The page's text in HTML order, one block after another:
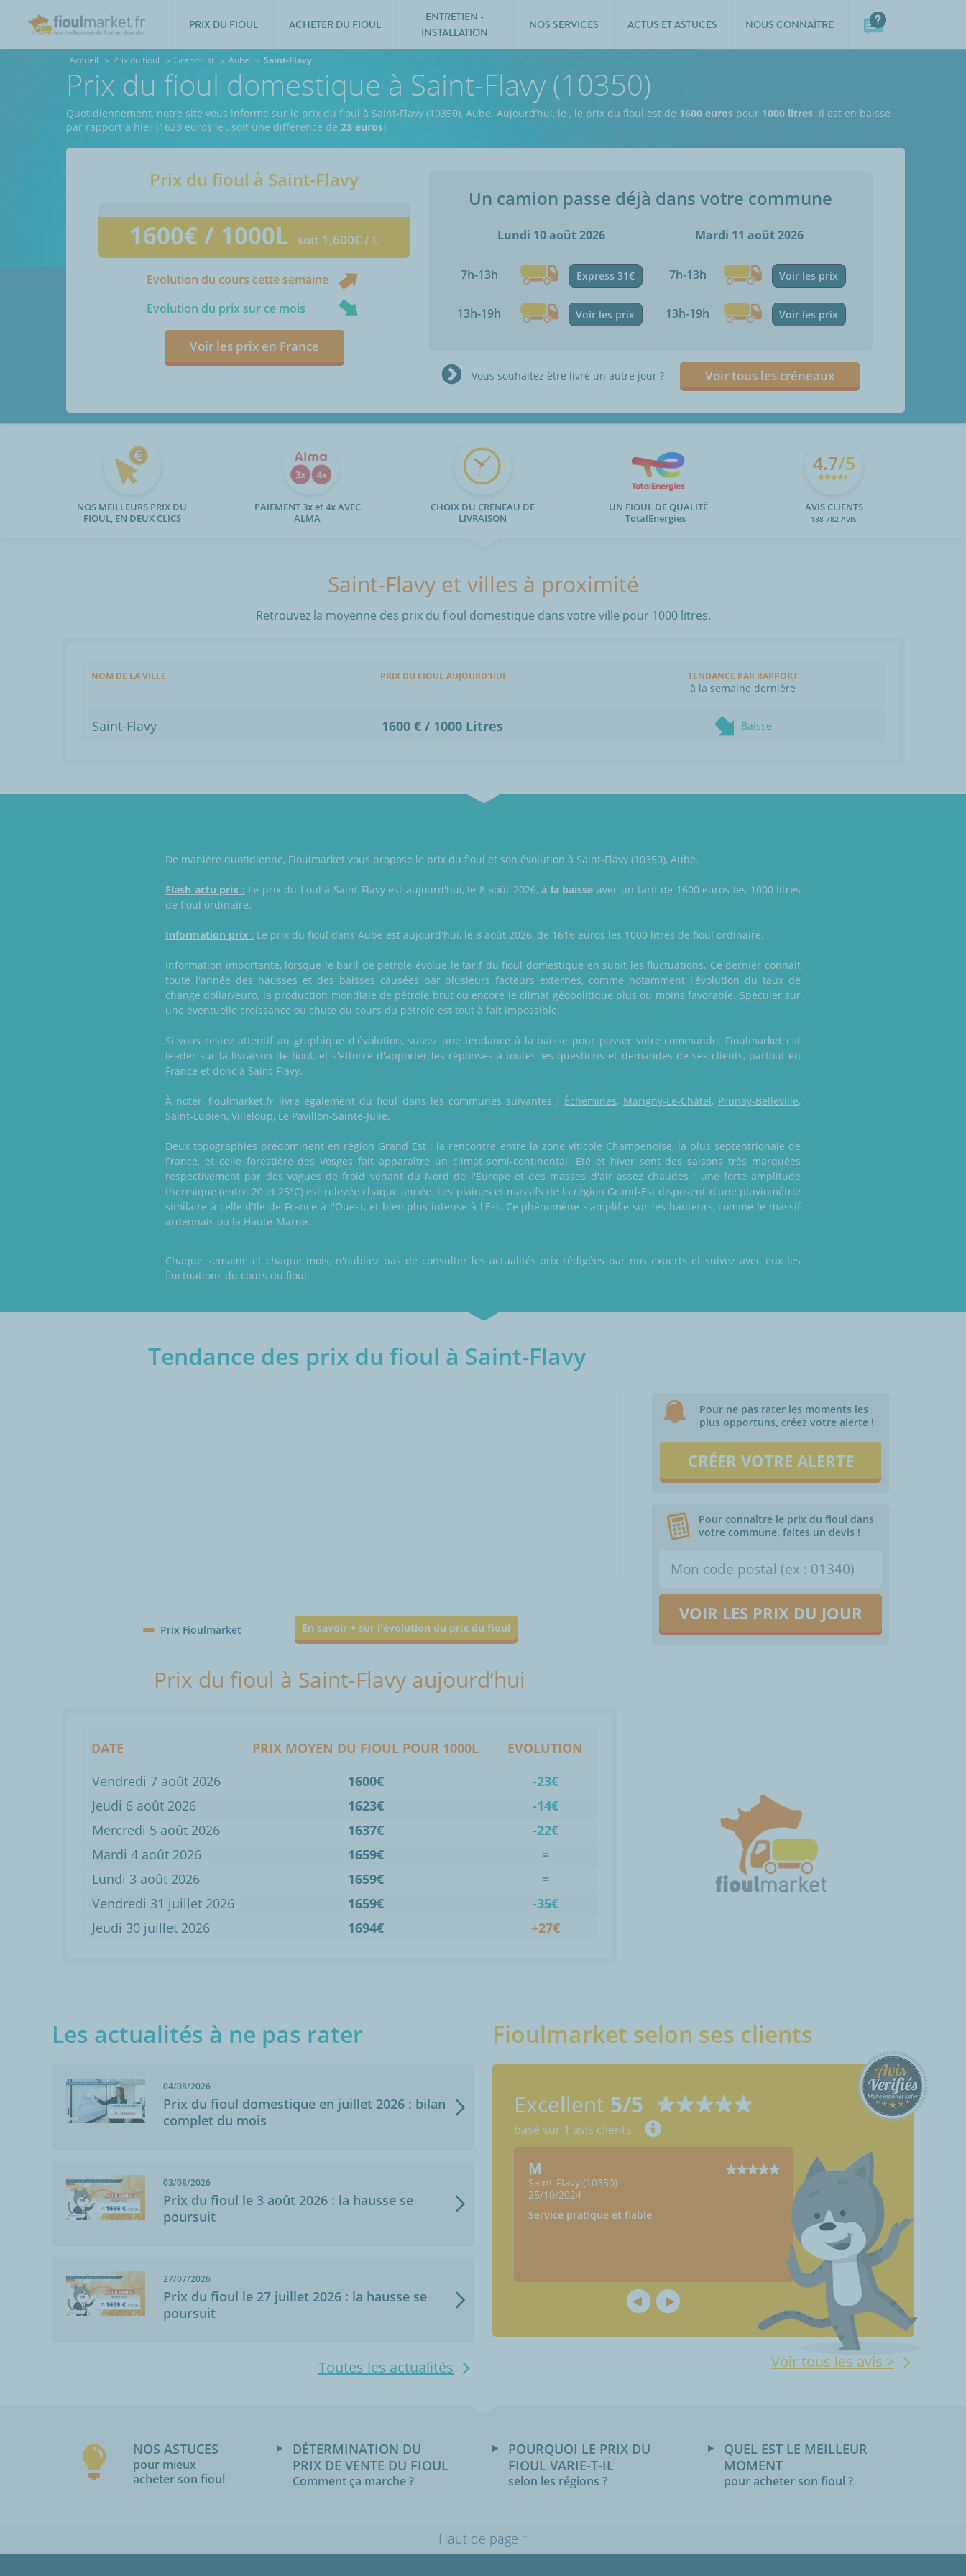
PRIX DU FIOUL ACHETER DU FIOUL
ENTRETIEN -
INSTALLATION
NOS SERVICES ACTUS ET ASTUCES NOUS CONNAÎTRE
Accueil Prix du fioul Grand-Est Aube Saint-Flavy
Prix du fioul domestique à Saint-Flavy (10350)
Quotidiennement, notre site vous informe sur le prix du fioul à Saint-Flavy (10350), Aube. Aujourd’hui, le , le prix du fioul est de 1600 euros pour 1000 litres. Il est en baisse
par rapport à hier (1623 euros le , soit une différence de 23 euros).
Prix du fioul à Saint-Flavy
1600€ / 1000L soit 1,600€ / L
Evolution du cours cette semaine
Evolution du prix sur ce mois
Voir les prix en France
Un camion passe déjà dans votre commune
Lundi 10 août 2026
7h-13h Express 31€
13h-19h Voir les prix
Mardi 11 août 2026
7h-13h Voir les prix
13h-19h Voir les prix
Vous souhaitez être livré un autre jour ? Voir tous les créneaux
NOS MEILLEURS PRIX DU
FIOUL, EN DEUX CLICS
PAIEMENT 3x et 4x AVEC
ALMA
CHOIX DU CRÉNEAU DE
LIVRAISON
UN FIOUL DE QUALITÉ
TotalEnergies
4.7/5
AVIS CLIENTS
138 782 AVIS
Saint-Flavy et villes à proximité
Retrouvez la moyenne des prix du fioul domestique dans votre ville pour 1000 litres.
NOM DE LA VILLE PRIX DU FIOUL AUJOURD'HUI TENDANCE PAR RAPPORT
à la semaine dernière
Saint-Flavy 1600 € / 1000 Litres Baisse
De manière quotidienne, Fioulmarket vous propose le prix du fioul et son évolution à Saint-Flavy (10350), Aube.
Flash actu prix : Le prix du fioul à Saint-Flavy est aujourd'hui, le 8 août 2026,à la baisse avec un tarif de 1600 euros les 1000 litres
de fioul ordinaire.
Information prix : Le prix du fioul dans Aube est aujourd'hui, le 8 août 2026, de 1616 euros les 1000 litres de fioul ordinaire.
Information importante, lorsque le baril de pétrole évolue le tarif du fioul domestique en subit les fluctuations. Ce dernier connaît
toute l'année des hausses et des baisses causées par plusieurs facteurs externes, comme notamment l'évolution du taux de
change dollar/euro, la production mondiale de pétrole brut ou encore le climat géopolitique plus ou moins favorable. Spéculer sur
une éventuelle croissance ou chute du cours du pétrole est tout à fait impossible.
Si vous restez attentif au graphique d'évolution, suivez une tendance à la baisse pour passer votre commande. Fioulmarket est
leader sur la livraison de fioul, et s'efforce d'apporter les réponses à toutes les questions et demandes de ses clients, partout en
France et donc à Saint-Flavy.
À noter, fioulmarket.fr livre également du fioul dans les communes suivantes : Échemines, Marigny-Le-Châtel, Prunay-Belleville,
Saint-Lupien, Villeloup, Le Pavillon-Sainte-Julie.
Deux topographies prédominent en région Grand Est : la rencontre entre la zone viticole Champenoise, la plus septentrionale de
France, et celle forestière des Vosges fait apparaître un climat semi-continental. Eté et hiver sont des saisons très marquées
respectivement par des vagues de froid venant du Nord de l'Europe et des masses d'air assez chaudes : une forte amplitude
thermique (entre 20 et 25°C) est relevée chaque année. Les plaines et massifs de la région Grand-Est disposent d'une pluviométrie
similaire à celle d'Ile-de-France à l'Ouest, et bien plus intense à l'Est. Ce phénomène s'amplifie sur les hauteurs, comme le massif
ardennais ou la Haute-Marne.
Chaque semaine et chaque mois, n'oubliez pas de consulter les actualités prix rédigées par nos experts et suivez avec eux les
fluctuations du cours du fioul.
Tendance des prix du fioul à Saint-Flavy
Prix Fioulmarket En savoir + sur l'évolution du prix du fioul
Pour ne pas rater les moments les
plus opportuns, créez votre alerte !
CRÉER VOTRE ALERTE
Pour connaître le prix du fioul dans
votre commune, faites un devis !
VOIR LES PRIX DU JOUR
Prix du fioul à Saint-Flavy aujourd’hui
DATE PRIX MOYEN DU FIOUL POUR 1000L
EVOLUTION
Vendredi 7 août 2026
1600€
-23€
Jeudi 6 août 2026
1623€
-14€
Mercredi 5 août 2026
1637€
-22€
Mardi 4 août 2026
1659€
=
Lundi 3 août 2026
1659€
=
Vendredi 31 juillet 2026
1659€
-35€
Jeudi 30 juillet 2026
1694€ +27€
Les actualités à ne pas rater
04/08/2026
Prix du fioul domestique en juillet 2026 : bilan
complet du mois
03/08/2026
Prix du fioul le 3 août 2026 : la hausse se
poursuit
27/07/2026
Prix du fioul le 27 juillet 2026 : la hausse se
poursuit
Toutes les actualités
Fioulmarket selon ses clients
Excellent 5/5
basé sur 1 avis clients
Voir tous les avis >
M
Saint-Flavy (10350)
25/10/2024
Service pratique et fiable
NOS ASTUCES
pour mieux
acheter son fioul
DÉTERMINATION DU
PRIX DE VENTE DU FIOUL
Comment ça marche ?
POURQUOI LE PRIX DU
FIOUL VARIE-T-IL
selon les régions ?
QUEL EST LE MEILLEUR
MOMENT
pour acheter son fioul ?
Haut de page ↑